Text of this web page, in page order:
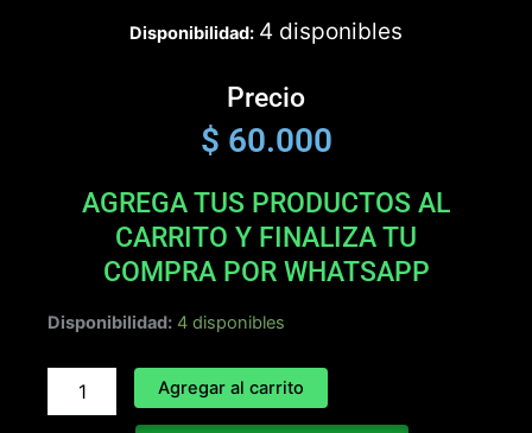
Disponibilidad: 4 disponibles
Precio
$ 60.000
AGREGA TUS PRODUCTOS AL
CARRITO Y FINALIZA TU
COMPRA POR WHATSAPP
Disponibilidad: 4 disponibles
TITANOTA
cantidad
Agregar al carrito